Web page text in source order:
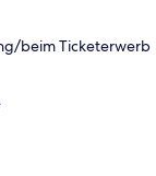
beim Ticketerwerb